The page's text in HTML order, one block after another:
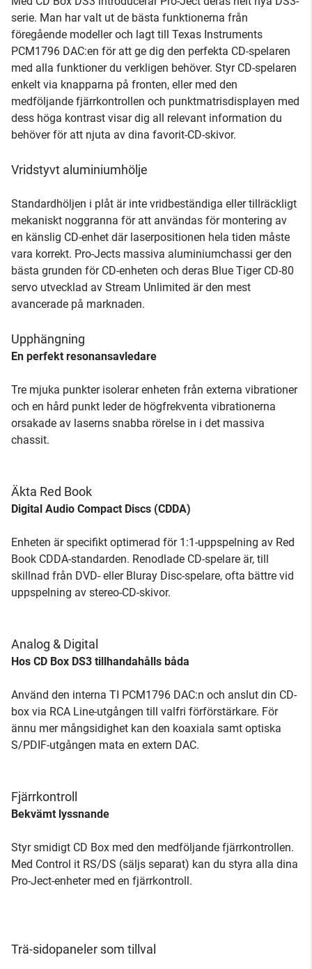
serie. Man har valt ut de bästa funktionerna från
föregående modeller och lagt till Texas Instruments
PCM1796 DAC:en för att ge dig den perfekta CD-spelaren
med alla funktioner du verkligen behöver. Styr CD-spelaren
enkelt via knapparna på fronten, eller med den
medföljande fjärrkontrollen och punktmatrisdisplayen med
dess höga kontrast visar dig all relevant information du
behöver för att njuta av dina favorit-CD-skivor.
Vridstyvt aluminiumhölje
Standardhöljen i plåt är inte vridbeständiga eller tillräckligt
mekaniskt noggranna för att användas för montering av
en känslig CD-enhet där laserpositionen hela tiden måste
vara korrekt. Pro-Jects massiva aluminiumchassi ger den
bästa grunden för CD-enheten och deras Blue Tiger CD-80
servo utvecklad av Stream Unlimited är den mest
avancerade på marknaden.
Upphängning
En perfekt resonansavledare
Tre mjuka punkter isolerar enheten från externa vibrationer
och en hård punkt leder de högfrekventa vibrationerna
orsakade av laserns snabba rörelse in i det massiva
chassit.
Äkta Red Book
Digital Audio Compact Discs (CDDA)
Enheten är specifikt optimerad för 1:1-uppspelning av Red
Book CDDA-standarden. Renodlade CD-spelare är, till
skillnad från DVD- eller Bluray Disc-spelare, ofta bättre vid
uppspelning av stereo-CD-skivor.
Analog & Digital
Hos CD Box DS3 tillhandahålls båda
Använd den interna TI PCM1796 DAC:n och anslut din CD-
box via RCA Line-utgången till valfri förförstärkare. För
ännu mer mångsidighet kan den koaxiala samt optiska
S/PDIF-utgången mata en extern DAC.
Fjärrkontroll
Bekvämt lyssnande
Styr smidigt CD Box med den medföljande fjärrkontrollen.
Med Control it RS/DS (säljs separat) kan du styra alla dina
Pro-Ject-enheter med en fjärrkontroll.
Trä-sidopaneler som tillval